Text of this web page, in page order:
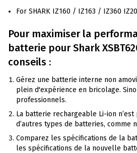
For SHARK IZ160 / IZ163 / IZ360
Pour maximiser la
batterie pourShark
conseils :
Gérez une batterie interne non
plein d'expérience en bricolage.
professionnels.
La batterie rechargeable Li-ion
d’autres types de batteries, comme
Comparez les spécifications de la
les spécifications de la nouvelle